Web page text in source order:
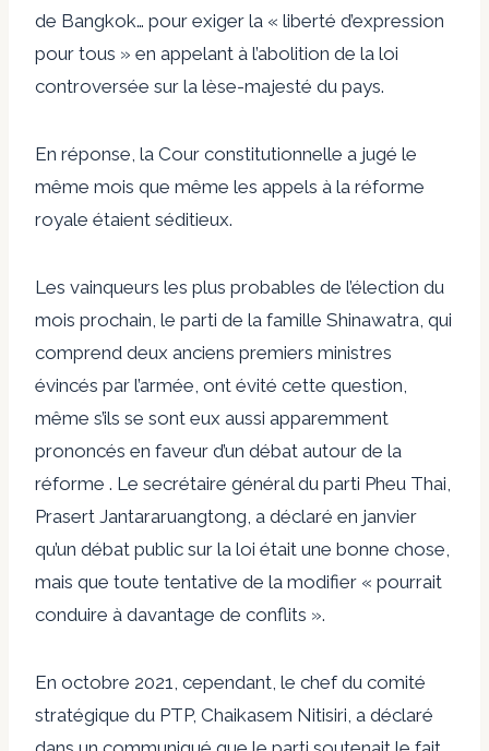
de Bangkok… pour exiger la « liberté d’expression
pour tous » en appelant à l’abolition de la loi
controversée sur la lèse-majesté du pays.
En réponse, la Cour constitutionnelle a jugé le
même mois que même les appels à la réforme
royale étaient séditieux.
Les vainqueurs les plus probables de l’élection du
mois prochain, le parti de la famille Shinawatra, qui
comprend deux anciens premiers ministres
évincés par l’armée, ont évité cette question,
même s’ils se sont eux aussi apparemment
prononcés en faveur d’un débat autour de la
réforme . Le secrétaire général du parti Pheu Thai,
Prasert Jantararuangtong, a déclaré en janvier
qu’un débat public sur la loi était une bonne chose,
mais que toute tentative de la modifier « pourrait
conduire à davantage de conflits ».
En octobre 2021, cependant, le chef du comité
stratégique du PTP, Chaikasem Nitisiri, a déclaré